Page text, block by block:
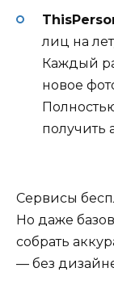
лиц на
Каждый
новое
получить
Сервисы
Но даже
собрать
— без